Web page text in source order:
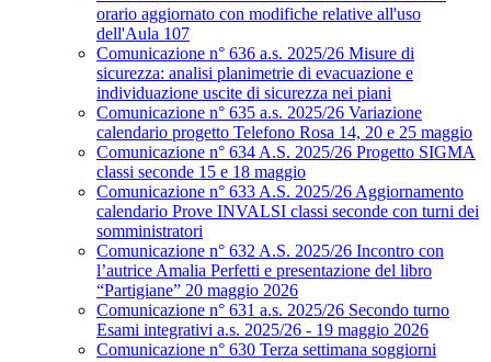
orario aggiornato con modifiche relative all'uso
dell'Aula 107
Comunicazione n° 636 a.s. 2025/26 Misure di
sicurezza: analisi planimetrie di evacuazione e
individuazione uscite di sicurezza nei piani
Comunicazione n° 635 a.s. 2025/26 Variazione
calendario progetto Telefono Rosa 14, 20 e 25 maggio
Comunicazione n° 634 A.S. 2025/26 Progetto SIGMA
classi seconde 15 e 18 maggio
Comunicazione n° 633 A.S. 2025/26 Aggiornamento
calendario Prove INVALSI classi seconde con turni dei
somministratori
Comunicazione n° 632 A.S. 2025/26 Incontro con
l’autrice Amalia Perfetti e presentazione del libro
“Partigiane” 20 maggio 2026
Comunicazione n° 631 a.s. 2025/26 Secondo turno
Esami integrativi a.s. 2025/26 - 19 maggio 2026
Comunicazione n° 630 Terza settimana soggiorni